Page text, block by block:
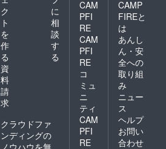
ク
ト
を
作
る
に
相
談
す
る
資
料
請
求
クラウドファ
ンディングの
ノウハウを無
CAM
PFI
RE
CAM
PFI
RE
コ
ミュ
ニ
ティ
CAM
PFI
RE
CAMP
FIREと
は
あんし
ん・安
全への
取り組
み
ニュー
ス
ヘルプ
お問い
合わせ